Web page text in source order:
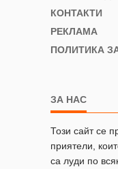
КОНТАКТИ
РЕКЛАМА
ПОЛИТИКА
ЗА НАС
Този сайт се
приятели,
са луди по